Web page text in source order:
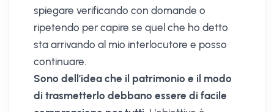
spiegare verificando con domande o
ripetendo per capire se quel che ho detto
sta arrivando al mio interlocutore e posso
continuare.
Sono dell’idea che il patrimonio e il modo
di trasmetterlo debbano essere di facile